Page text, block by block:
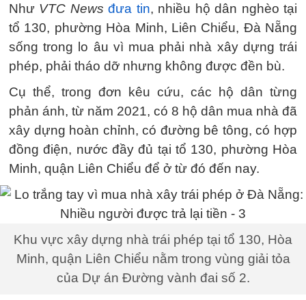
Như VTC Newsđưa tin, nhiều hộ dân nghèo tại
tổ 130, phường Hòa Minh, Liên Chiểu, Đà Nẵng
sống trong lo âu vì mua phải nhà xây dựng trái
phép, phải tháo dỡ nhưng không được đền bù.
Cụ thể, trong đơn kêu cứu, các hộ dân từng
phản ánh, từ năm 2021, có 8 hộ dân mua nhà đã
xây dựng hoàn chỉnh, có đường bê tông, có hợp
đồng điện, nước đầy đủ tại tổ 130, phường Hòa
Minh, quận Liên Chiểu để ở từ đó đến nay.
Khu vực xây dựng nhà trái phép tại tổ 130, Hòa
Minh, quận Liên Chiểu nằm trong vùng giải tỏa
của Dự án Đường vành đai số 2.